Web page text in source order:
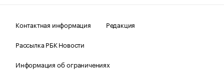
Контактная информация
Редакция
Рассылка РБК Новости
Информация об ограничениях